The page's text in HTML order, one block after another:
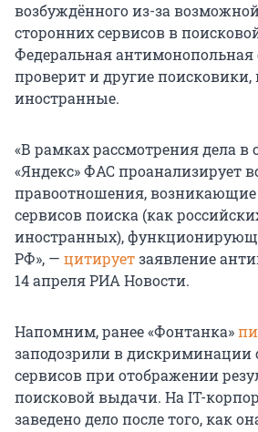
возбуждённого из-за
сторонних сервисов в
Федеральная антимонопольная
проверит и другие поисковики,
иностранные.
«В рамках рассмотрения дела
«Яндекс» ФАС проанализирует
правоотношения, возникающие
сервисов поиска (как
иностранных),
РФ», — цитируетзаявление
14 апреля РИА Новости.
Напомним, ранее «Фонтанка»
заподозрили в дискриминации
сервисов при отображении
поисковой выдачи. На IT-
заведено дело после того, как